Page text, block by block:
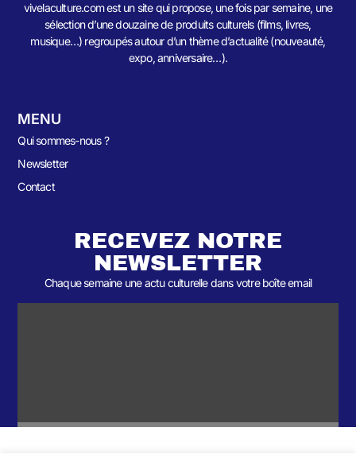
vivelaculture.com est un site qui propose, une fois par semaine, une
sélection d’une douzaine de produits culturels (films, livres,
musique…) regroupés autour d’un thème d’actualité (nouveauté,
expo, anniversaire…).
MENU
Qui sommes-nous ?
Newsletter
Contact
RECEVEZ NOTRE
NEWSLETTER
Chaque semaine une actu culturelle dans votre boîte email